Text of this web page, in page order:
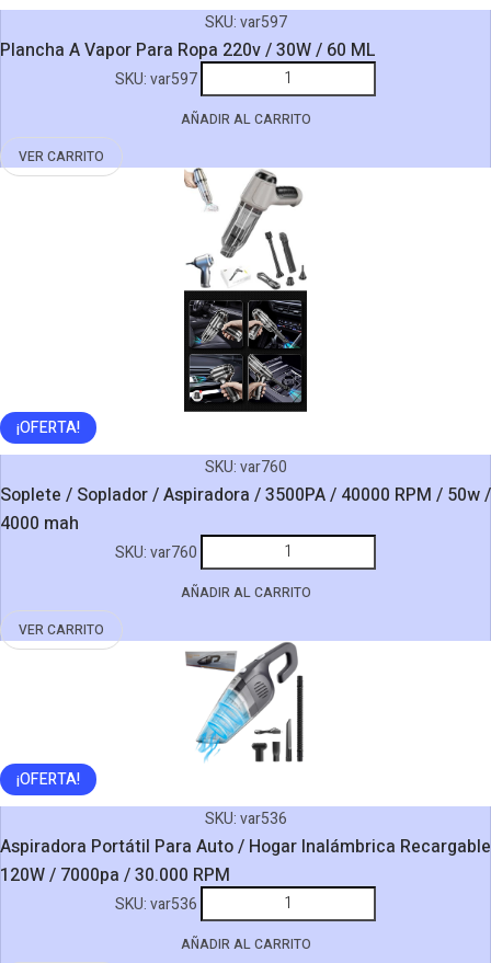
cantidad
SKU:var597
Plancha A Vapor Para Ropa 220v / 30W / 60 ML
AÑADIR AL CARRITO
VER CARRITO
SKU:var597
A
Vapor
Ropa
220v
30W
/
60
ML
cantidad
¡OFERTA!
SKU:var760
Soplete / Soplador / Aspiradora / 3500PA / 40000 RPM / 50w /
4000 mah
AÑADIR AL CARRITO
VER CARRITO
SKU:var760
/
Soplador
Aspiradora
3500PA
/
40000
/
50w
4000
mah
cantidad
¡OFERTA!
SKU:var536
Aspiradora Portátil Para Auto / Hogar Inalámbrica Recargable
120W / 7000pa / 30.000 RPM
AÑADIR AL CARRITO
SKU:var536
Portátil
Para